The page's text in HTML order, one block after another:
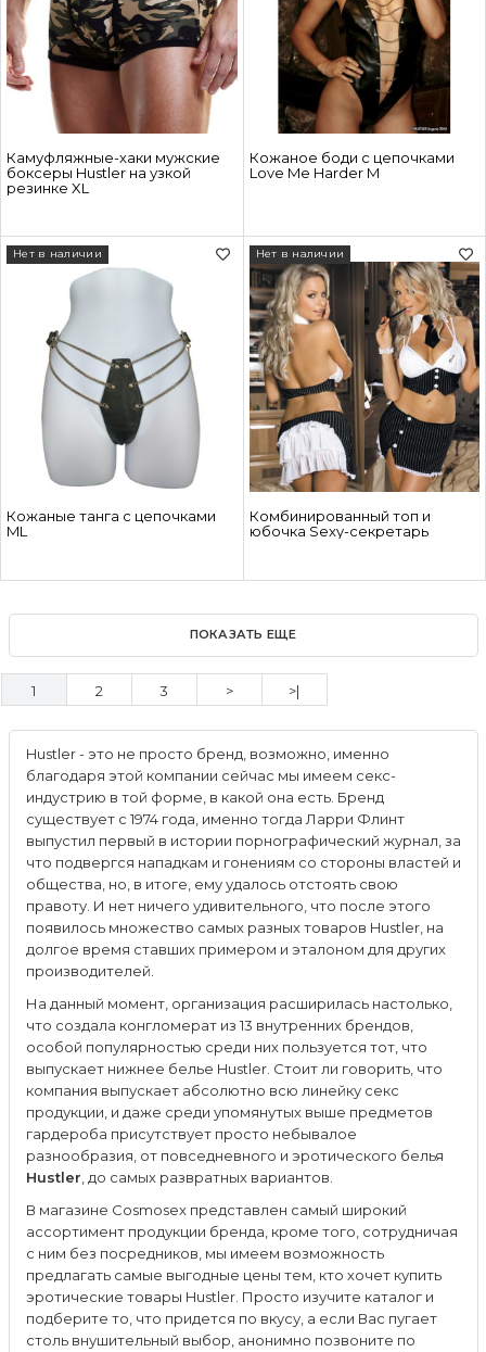
Камуфляжные-хаки мужские
боксеры Hustler на узкой
резинке XL
Кожаное боди с цепочками
Love Me Harder M
Кожаные танга с цепочками
ML
Нет в наличии
Комбинированный топ и
юбочка Sexy-секретарь
Нет в наличии
ПОКАЗАТЬ ЕЩЕ
1 2 3 > >|
Hustler - это не просто бренд, возможно, именно
благодаря этой компании сейчас мы имеем секс-
индустрию в той форме, в какой она есть. Бренд
существует с 1974 года, именно тогда Ларри Флинт
выпустил первый в истории порнографический журнал, за
что подвергся нападкам и гонениям со стороны властей и
общества, но, в итоге, ему удалось отстоять свою
правоту. И нет ничего удивительного, что после этого
появилось множество самых разных товаров Hustler, на
долгое время ставших примером и эталоном для других
производителей.
На данный момент, организация расширилась настолько,
что создала конгломерат из 13 внутренних брендов,
особой популярностью среди них пользуется тот, что
выпускает нижнее белье Hustler. Стоит ли говорить, что
компания выпускает абсолютно всю линейку секс
продукции, и даже среди упомянутых выше предметов
гардероба присутствует просто небывалое
разнообразия, от повседневного и эротического белья
Hustler, до самых развратных вариантов.
В магазине Cosmosex представлен самый широкий
ассортимент продукции бренда, кроме того, сотрудничая
с ним без посредников, мы имеем возможность
предлагать самые выгодные цены тем, кто хочет купить
эротические товары Hustler. Просто изучите каталог и
подберите то, что придется по вкусу, а если Вас пугает
столь внушительный выбор, анонимно позвоните по